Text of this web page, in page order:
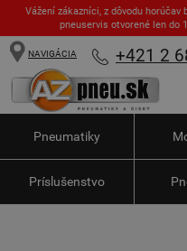
Vážení zákazníci, z dôvodu
pneuservis otvorené len do
NAVIGÁCIA +421 2
Pneumatiky
Príslušenstvo